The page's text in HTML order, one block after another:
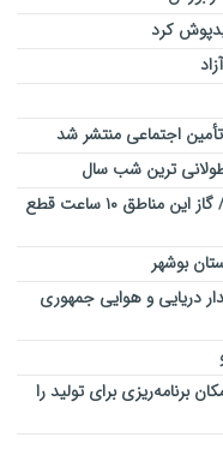
کرد
اجتماعی منتشر شد
ترین شب سال
اطلاعیه قطع گاز فردا شنبه ۳۰ خرداد ۱۴۰۵ / گاز این مناطق ۱۰ ساعت قطع
بوشهر
از اقتدار دریایی و هوایی جمهوری
برای تولید را